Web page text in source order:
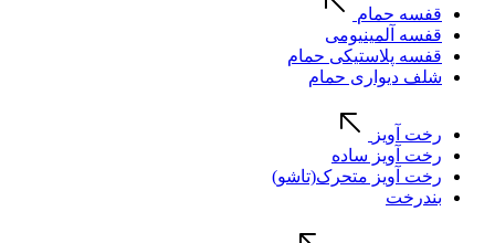
قفسه حمام
قفسه آلمینیومی
قفسه پلاستیکی حمام
شلف دیواری حمام
رخت آویز
رخت آویز ساده
رخت آویز متحرک(تاشو)
بندرخت